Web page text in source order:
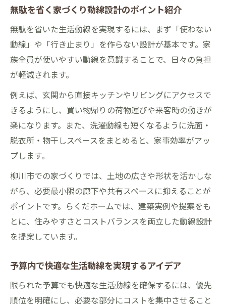
無駄を省く家づくり動線設計のポイント紹介
無駄を省いた生活動線を実現するには、まず「使わない
動線」や「行き止まり」を作らない設計が基本です。家
族全員が使いやすい動線を意識することで、日々の負担
が軽減されます。
例えば、玄関から直接キッチンやリビングにアクセスで
きるようにし、買い物帰りの荷物運びや来客時の動きが
楽になります。また、洗濯動線も短くなるように洗面・
脱衣所・物干しスペースをまとめると、家事効率がアッ
プします。
柳川市での家づくりでは、土地の広さや形状を活かしな
がら、必要最小限の廊下や共有スペースに抑えることが
ポイントです。らくだホームでは、建築実例や提案をも
とに、住みやすさとコストバランスを両立した動線設計
を提案しています。
予算内で快適な生活動線を実現するアイデア
限られた予算でも快適な生活動線を確保するには、優先
順位を明確にし、必要な部分にコストを集中させること